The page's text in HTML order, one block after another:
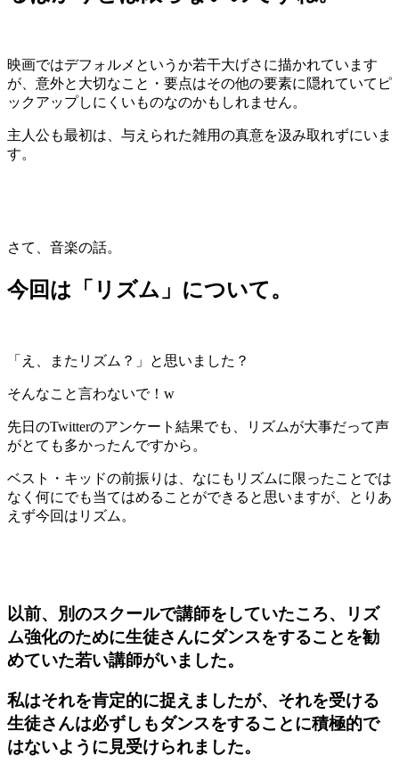
映画ではデフォルメというか若干大げさに描かれています
が、意外と大切なこと・要点はその他の要素に隠れていてピ
ックアップしにくいものなのかもしれません。
主人公も最初は、与えられた雑用の真意を汲み取れずにいま
す。
さて、音楽の話。
今回は「リズム」について。
「え、またリズム？」と思いました？
そんなこと言わないで！w
先日のTwitterのアンケート結果でも、リズムが大事だって声
がとても多かったんですから。
ベスト・キッドの前振りは、なにもリズムに限ったことでは
なく何にでも当てはめることができると思いますが、とりあ
えず今回はリズム。
以前、別のスクールで講師をしていたころ、リズ
ム強化のために生徒さんにダンスをすることを勧
めていた若い講師がいました。
私はそれを肯定的に捉えましたが、それを受ける
生徒さんは必ずしもダンスをすることに積極的で
はないように見受けられました。